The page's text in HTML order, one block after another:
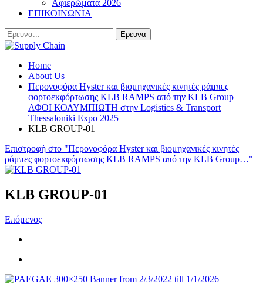
Αφιερώματα 2026
ΕΠΙΚΟΙΝΩΝΙΑ
Home
About Us
Περονοφόρα Hyster και βιομηχανικές κινητές ράμπες
φορτοεκφόρτωσης KLB RAMPS από την KLB Group –
ΑΦΟΙ ΚΟΛΥΜΠΙΩΤΗ στην Logistics & Transport
Thessaloniki Expo 2025
KLB GROUP-01
Επιστροφή στο "Περονοφόρα Hyster και βιομηχανικές κινητές
ράμπες φορτοεκφόρτωσης KLB RAMPS από την KLB Group…"
KLB GROUP-01
Επόμενος